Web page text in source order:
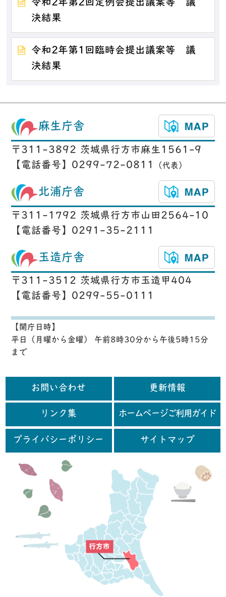
令和2年第2回定例会提出議案等 議
決結果
令和2年第1回臨時会提出議案等 議
決結果
麻生庁舎
〒311-3892 茨城県行方市麻生1561-9
【電話番号】0299-72-0811
（代表）
北浦庁舎
〒311-1792 茨城県行方市山田2564-10
【電話番号】0291-35-2111
玉造庁舎
〒311-3512 茨城県行方市玉造甲404
【電話番号】0299-55-0111
【開庁日時】
平日（月曜から金曜） 午前8時30分から午後5時15分
まで
お問い合わせ 更新情報
リンク集 ホームページご利用ガイド
プライバシーポリシー サイトマップ